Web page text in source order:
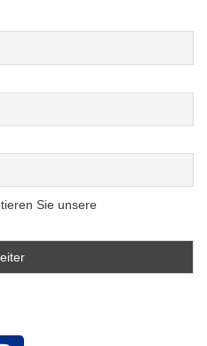
Sie unsere